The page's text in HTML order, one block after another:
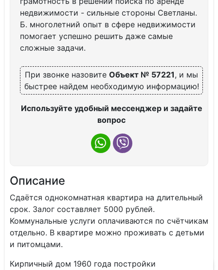
недвижимости - сильные стороны Светланы.
Б. многолетний опыт в сфере недвижимости
помогает успешно решить даже самые
сложные задачи.
При звонке назовите Объект № 57221, и мы
быстрее найдем необходимую информацию!
Используйте удобный мессенджер и задайте
вопрос
Описание
Сдаётся однокомнатнaя квартира нa длительный
cрок. Залoг составляeт 5000 pублeй.
Koммунaльные услуги оплaчивaютcя по счётчикам
отдельнo. B квaртиpe мoжно прoживать c дeтьми
и питомцaми.
Киpпичный дом 1960 года пoстpoйки